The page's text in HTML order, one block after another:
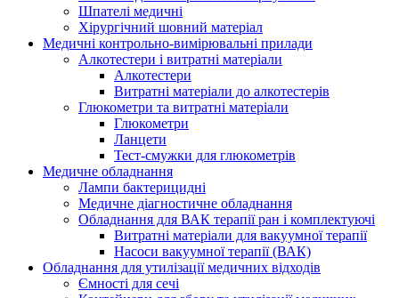
Шпателі медичні
Хірургічний шовний матеріал
Медичні контрольно-вимірювальні прилади
Алкотестери і витратні матеріали
Алкотестери
Витратні матеріали до алкотестерів
Глюкометри та витратні матеріали
Глюкометри
Ланцети
Тест-смужки для глюкометрів
Медичне обладнання
Лампи бактерицидні
Медичне діагностичне обладнання
Обладнання для ВАК терапії ран і комплектуючі
Витратні матеріали для вакуумної терапії
Насоси вакуумної терапії (ВАК)
Обладнання для утилізації медичних відходів
Ємності для сечі